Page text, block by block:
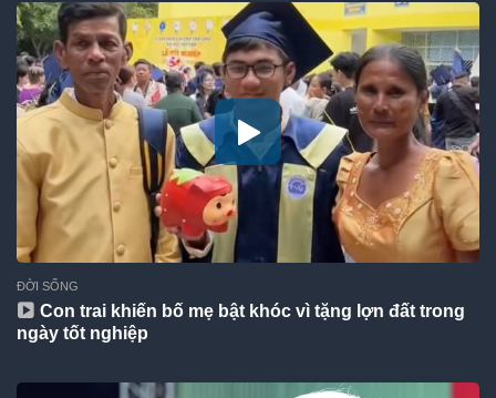
ĐỜI SỐNG
Con trai khiến bố mẹ bật khóc vì tặng lợn đất trong
ngày tốt nghiệp